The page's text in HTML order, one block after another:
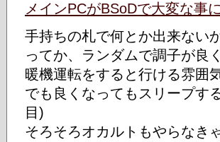
メインPCがBSoDで大変な事
手持ちの札で何とか出来ない
ってか、ランダムで調子が良
暖機運転をすると行ける雰囲
でも良くなってもスリープす
目)
そろそろオカルトもやらなき